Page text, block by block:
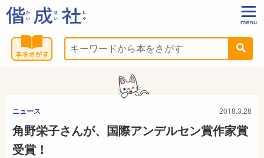
ニュース 2018.3.28
角野栄子さんが、国際アンデルセン賞作家賞
受賞！